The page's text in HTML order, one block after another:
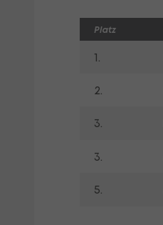
Platz
1.
2.
3.
3.
5.